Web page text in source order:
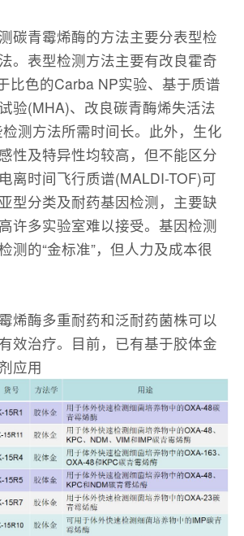
碳青霉烯酶的方法主要分表型检
。表型检测方法主要有改良霍奇
比色的Carba NP实验、基于质谱
验(MHA)、改良碳青酶烯失活法
测方法所需时间长。此外，生化
性及特异性均较高，但不能区分
离时间飞行质谱(MALDI-TOF)可
型分类及耐药基因检测，主要缺
许多实验室难以接受。基因检测
测的“金标准”，但人力及成本很
烯酶多重耐药和泛耐药菌株可以
效治疗。目前，已有基于胶体金
应用